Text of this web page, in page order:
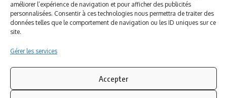
améliorer l’expérience de navigation et pour afficher des publicités
personnalisées. Consentir à ces technologies nous permettra de traiter des
données telles que le comportement de navigation ou les ID uniques sur ce
site.
Gérer les services
Accepter